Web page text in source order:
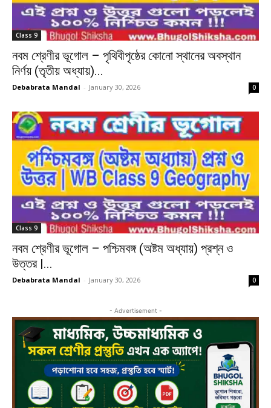
Class 9
নবম শ্রেণীর ভূগোল – পৃথিবীপৃষ্ঠের কোনো স্থানের অবস্থান
নির্ণয় (তৃতীয় অধ্যায়)...
Debabrata Mandal - January 30, 2026 0
Class 9
নবম শ্রেণীর ভূগোল – পশ্চিমবঙ্গ (অষ্টম অধ্যায়) প্রশ্ন ও
উত্তর |...
Debabrata Mandal - January 30, 2026 0
- Advertisement -